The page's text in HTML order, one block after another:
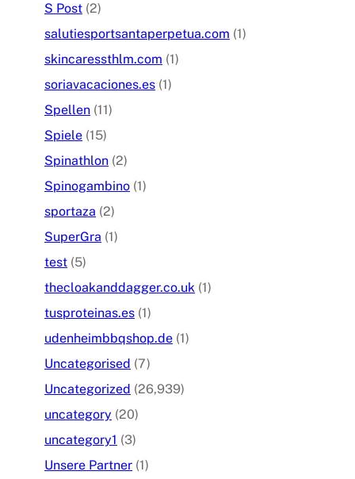
S Post (2)
salutiesportsantaperpetua.com (1)
skincaressthlm.com (1)
soriavacaciones.es (1)
Spellen (11)
Spiele (15)
Spinathlon (2)
Spinogambino (1)
sportaza (2)
SuperGra (1)
test (5)
thecloakanddagger.co.uk (1)
tusproteinas.es (1)
udenheimbbqshop.de (1)
Uncategorised (7)
Uncategorized (26,939)
uncategory (20)
uncategory1 (3)
Unsere Partner (1)